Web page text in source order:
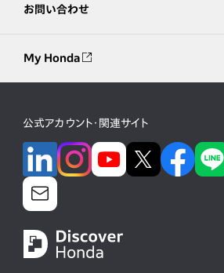
お問い合わせ
My Honda
公式アカウント・関連サイト